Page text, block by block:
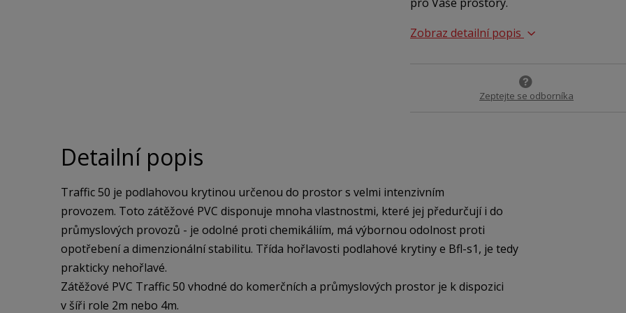
Zobraz detailní popis
Zeptejte se odborníka
Detailní popis
Traffic 50 je podlahovou krytinou určenou do prostor s velmi intenzivním
provozem. Toto zátěžové PVC disponuje mnoha vlastnostmi, které jej předurčují i do
průmyslových provozů - je odolné proti chemikáliím, má výbornou odolnost proti
opotřebení a dimenzionální stabilitu. Třída hořlavosti podlahové krytiny e Bfl-s1, je tedy
prakticky nehořlavé.
Zátěžové PVC Traffic 50 vhodné do komerčních a průmyslových prostor je k dispozici
v šíři role 2m nebo 4m.